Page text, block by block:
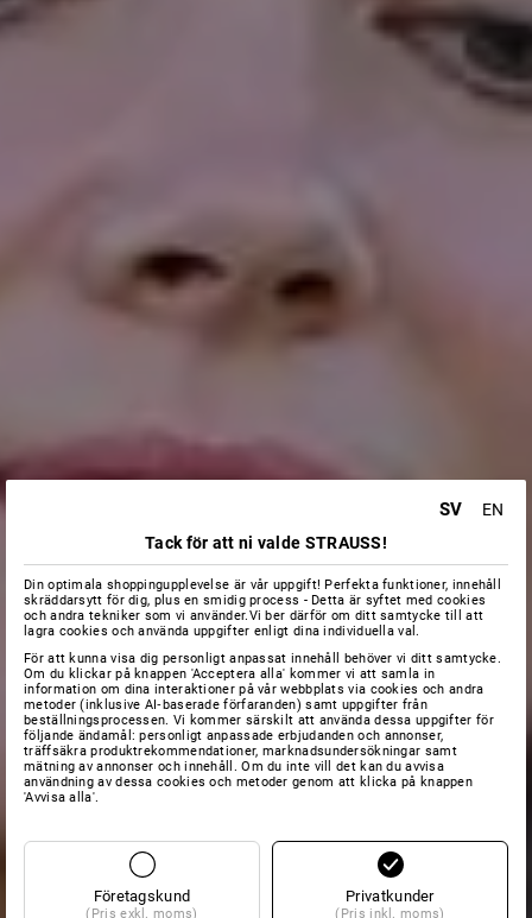
SV
EN
Tack för att ni valde STRAUSS!
Din optimala shoppingupplevelse är vår uppgift! Perfekta funktioner, innehåll
skräddarsytt för dig, plus en smidig process - Detta är syftet med cookies
och andra tekniker som vi använder.Vi ber därför om ditt samtycke till att
lagra cookies och använda uppgifter enligt dina individuella val.
För att kunna visa dig personligt anpassat innehåll behöver vi ditt samtycke.
Om du klickar på knappen 'Acceptera alla' kommer vi att samla in
information om dina interaktioner på vår webbplats via cookies och andra
metoder (inklusive AI‑baserade förfaranden) samt uppgifter från
beställningsprocessen. Vi kommer särskilt att använda dessa uppgifter för
följande ändamål: personligt anpassade erbjudanden och annonser,
träffsäkra produktrekommendationer, marknadsundersökningar samt
mätning av annonser och innehåll. Om du inte vill det kan du avvisa
användning av dessa cookies och metoder genom att klicka på knappen
'Avvisa alla'.
Företagskund
(Pris exkl. moms)
Privatkunder
(Pris inkl. moms)